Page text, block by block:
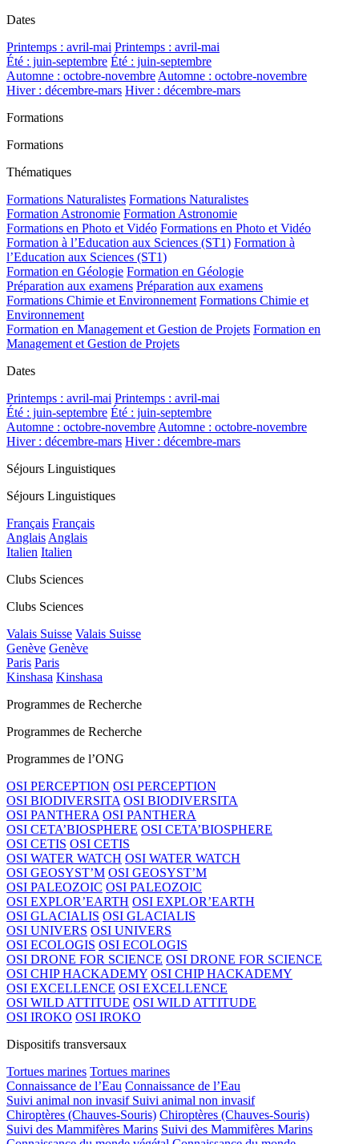
Dates
Printemps : avril-mai Printemps : avril-mai
Été : juin-septembre Été : juin-septembre
Automne : octobre-novembre Automne : octobre-novembre
Hiver : décembre-mars Hiver : décembre-mars
Formations
Formations
Thématiques
Formations Naturalistes Formations Naturalistes
Formation Astronomie Formation Astronomie
Formations en Photo et Vidéo Formations en Photo et Vidéo
Formation à l’Education aux Sciences (ST1) Formation à
l’Education aux Sciences (ST1)
Formation en Géologie Formation en Géologie
Préparation aux examens Préparation aux examens
Formations Chimie et Environnement Formations Chimie et
Environnement
Formation en Management et Gestion de Projets Formation en
Management et Gestion de Projets
Dates
Printemps : avril-mai Printemps : avril-mai
Été : juin-septembre Été : juin-septembre
Automne : octobre-novembre Automne : octobre-novembre
Hiver : décembre-mars Hiver : décembre-mars
Séjours Linguistiques
Séjours Linguistiques
Français Français
Anglais Anglais
Italien Italien
Clubs Sciences
Clubs Sciences
Valais Suisse Valais Suisse
Genève Genève
Paris Paris
Kinshasa Kinshasa
Programmes de Recherche
Programmes de Recherche
Programmes de l’ONG
OSI PERCEPTION OSI PERCEPTION
OSI BIODIVERSITA OSI BIODIVERSITA
OSI PANTHERA OSI PANTHERA
OSI CETA’BIOSPHERE OSI CETA’BIOSPHERE
OSI CETIS OSI CETIS
OSI WATER WATCH OSI WATER WATCH
OSI GEOSYST’M OSI GEOSYST’M
OSI PALEOZOIC OSI PALEOZOIC
OSI EXPLOR’EARTH OSI EXPLOR’EARTH
OSI GLACIALIS OSI GLACIALIS
OSI UNIVERS OSI UNIVERS
OSI ECOLOGIS OSI ECOLOGIS
OSI DRONE FOR SCIENCE OSI DRONE FOR SCIENCE
OSI CHIP HACKADEMY OSI CHIP HACKADEMY
OSI EXCELLENCE OSI EXCELLENCE
OSI WILD ATTITUDE OSI WILD ATTITUDE
OSI IROKO OSI IROKO
Dispositifs transversaux
Tortues marines Tortues marines
Connaissance de l’Eau Connaissance de l’Eau
Suivi animal non invasif Suivi animal non invasif
Chiroptères (Chauves-Souris) Chiroptères (Chauves-Souris)
Suivi des Mammifères Marins Suivi des Mammifères Marins